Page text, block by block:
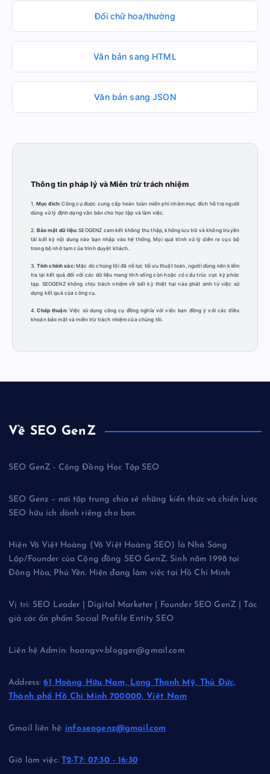
Đổi chữ hoa/thường
Văn bản sang HTML
Văn bản sang JSON
Thông tin pháp lý và Miễn trừ trách nhiệm
1. Mục đích: Công cụ được cung cấp hoàn toàn miễn phí nhằm mục đích hỗ trợ người
dùng xử lý định dạng văn bản cho học tập và làm việc.
2. Bảo mật dữ liệu: SEOGENZ cam kết không thu thập, không lưu trữ và không truyền
tải bất kỳ nội dung nào bạn nhập vào hệ thống. Mọi quá trình xử lý diễn ra cục bộ
trong bộ nhớ tạm của trình duyệt khách.
3. Tính chính xác:Mặc dù chúng tôi đã nỗ lực tối ưu thuật toán, người dùng nên kiểm
tra lại kết quả đối với các dữ liệu mang tính sống còn hoặc có cấu trúc cực kỳ phức
tạp. SEOGENZ không chịu trách nhiệm về bất kỳ thiệt hại nào phát sinh từ việc sử
dụng kết quả của công cụ.
4.Chấp thuận:Việc sử dụng công cụ đồng nghĩa với việc bạn đồng ý với các điều
khoản bảo mật và miễn trừ trách nhiệm của chúng tôi.
Về SEO GenZ
SEO GenZ - Cộng Đồng Học Tập SEO
SEO Genz – nơi tập trung chia sẻ những kiến thức và chiến lược
SEO hữu ích dành riêng cho bạn.
Hiện Võ Việt Hoàng (Võ Việt Hoàng SEO) là Nhà Sáng
Lập/Founder của Cộng đồng SEO GenZ. Sinh năm 1998 tại
Đông Hòa, Phú Yên. Hiện đang làm việc tại Hồ Chí Minh
Vị trí: SEO Leader | Digital Marketer | Founder SEO GenZ | Tác
giả các ấn phẩm Social Profile Entity SEO
Liên hệ Admin: hoangvv.blogger@gmail.com
Address:61 Hoàng Hữu Nam, Long Thạnh Mỹ, Thủ Đức,
Thành phố Hồ Chí Minh 700000, Việt Nam
Gmail liên hệ: info.seogenz@gmail.com
Giờ làm việc:T2-T7: 07:30 - 16:30